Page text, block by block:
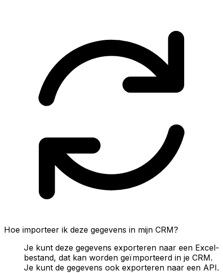
Hoe importeer ik deze gegevens in mijn CRM?
Je kunt deze gegevens exporteren naar een Excel-
bestand, dat kan worden geïmporteerd in je CRM.
Je kunt de gegevens ook exporteren naar een API.